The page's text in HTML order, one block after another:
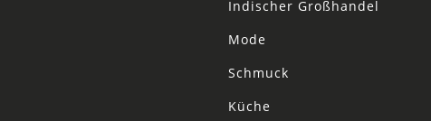
Indischer Großhandel
Mode
Schmuck
Küche